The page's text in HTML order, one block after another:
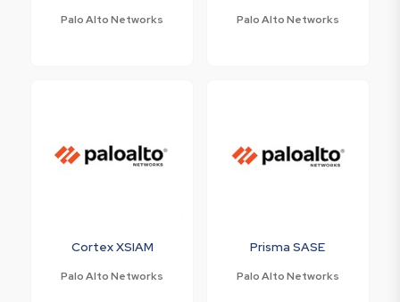
Palo Alto Networks Palo Alto Networks
Cortex XSIAM
Palo Alto Networks
Prisma SASE
Palo Alto Networks